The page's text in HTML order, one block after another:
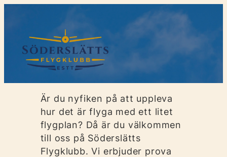
innehåll
Är du nyfiken på att uppleva
hur det är flyga med ett litet
flygplan? Då är du välkommen
till oss på Söderslätts
Flygklubb. Vi erbjuder prova